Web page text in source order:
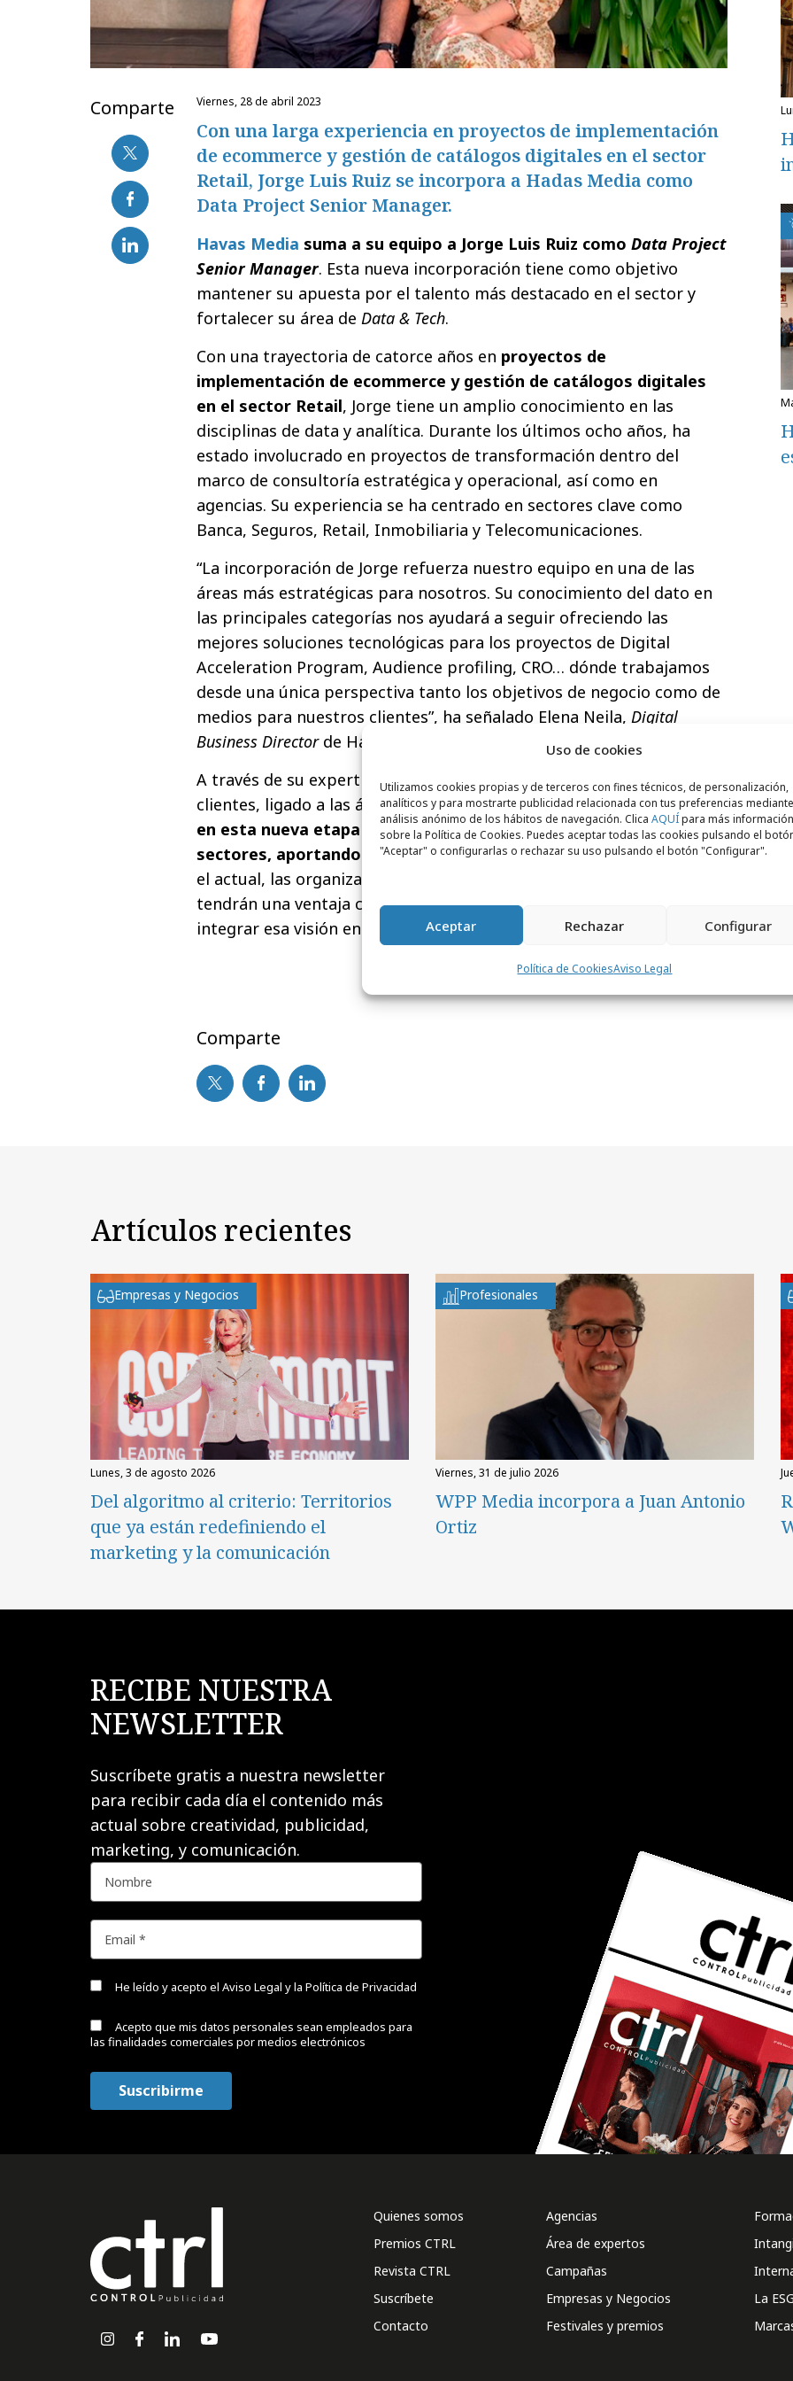
Uso de cookies
Utilizamos cookies propias y de terceros con fines técnicos, de personalización,
analíticos y para mostrarte publicidad relacionada con tus preferencias
análisis anónimo de los hábitos de navegación. Clica AQUÍpara más información
sobre la Política de Cookies. Puedes aceptar todas las cookies pulsando el
"Aceptar" o configurarlas o rechazar su uso pulsando el botón "Configurar".
Aceptar Rechazar Configurar
Política de CookiesAviso Legal
Comparte viernes, 28 de abril 2023
Con una larga experiencia en proyectos de implementación
de ecommerce y gestión de catálogos digitales en el sector
Retail, Jorge Luis Ruiz se incorpora a Hadas Media como
Data Project Senior Manager.
Havas Media suma a su equipo a Jorge Luis Ruiz como Data Project
Senior Manager. Esta nueva incorporación tiene como objetivo
mantener su apuesta por el talento más destacado en el sector y
fortalecer su área de Data & Tech.
Con una trayectoria de catorce años en proyectos de
implementación de ecommerce y gestión de catálogos digitales
en el sector Retail, Jorge tiene un amplio conocimiento en las
disciplinas de data y analítica. Durante los últimos ocho años, ha
estado involucrado en proyectos de transformación dentro del
marco de consultoría estratégica y operacional, así como en
agencias. Su experiencia se ha centrado en sectores clave como
Banca, Seguros, Retail, Inmobiliaria y Telecomunicaciones.
“La incorporación de Jorge refuerza nuestro equipo en una de las
áreas más estratégicas para nosotros. Su conocimiento del dato en
las principales categorías nos ayudará a seguir ofreciendo las
mejores soluciones tecnológicas para los proyectos de Digital
Acceleration Program, Audience profiling, CRO… dónde trabajamos
desde una única perspectiva tanto los objetivos de negocio como de
medios para nuestros clientes”, ha señalado Elena Neila, Digital
Business Directorde Havas Media.
A través de su expertise en coordinación de equipos y gestión de
clientes, ligado a las áreas de Growth y KAM,Jorge se va a encargar
en esta nueva etapa de la gestión de clientes de diferentes
sectores, aportando su amplio conocimiento. “En contextos como
el actual, las organizaciones que apuestan por la activación del dato
tendrán una ventaja competitiva y Havas Media es el lugar ideal para
integrar esa visión en los clientes”, explica Ruiz.
Comparte
Artículos recientes
Empresas y Negocios
lunes, 3 de agosto 2026
Del algoritmo al criterio: Territorios
que ya están redefiniendo el
marketing y la comunicación
Profesionales
viernes, 31 de julio 2026
WPP Media incorpora a Juan Antonio
Ortiz
RECIBE NUESTRA
NEWSLETTER
Suscríbete gratis a nuestra newsletter
para recibir cada día el contenido más
actual sobre creatividad, publicidad,
marketing, y comunicación.
He leído y acepto el Aviso Legal y la Política de Privacidad
Acepto que mis datos personales sean empleados para
las finalidades comerciales por medios electrónicos
Quienes somos
Premios CTRL
Revista CTRL
Suscríbete
Contacto
Agencias
Área de expertos
Campañas
Empresas y Negocios
Festivales y premios
La